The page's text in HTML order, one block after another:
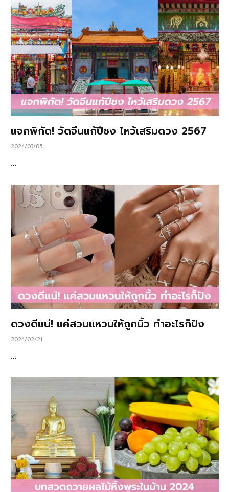
แจกพิกัด! วัดจีนแก้ปีชง ไหว้เสริมดวง 2567
2024/03/05
…
ดวงดีแน่! แค่สวมแหวนให้ถูกนิ้ว ทำอะไรก็ปัง
2024/02/21
…